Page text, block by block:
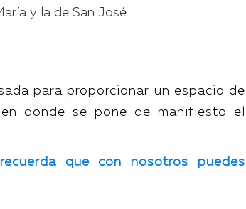
y la de San José.
para proporcionar un espacio de
donde se pone de manifiesto el
que con nosotros puedes